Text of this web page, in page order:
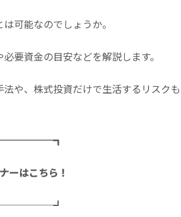
可能なのでしょうか。
要資金の目安などを解説します。
や、株式投資だけで生活するリスクも
ーはこちら！